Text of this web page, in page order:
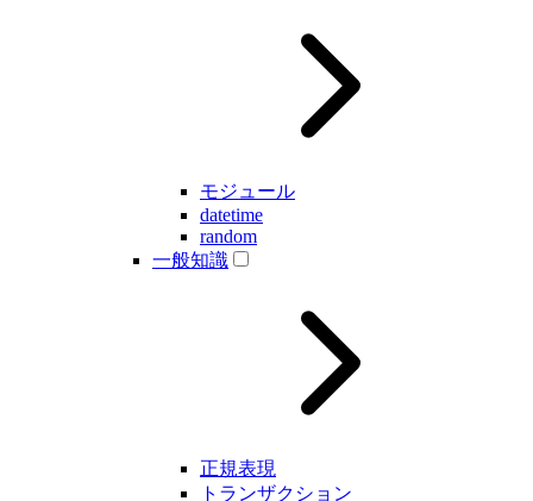
モジュール
datetime
random
一般知識
正規表現
トランザクション